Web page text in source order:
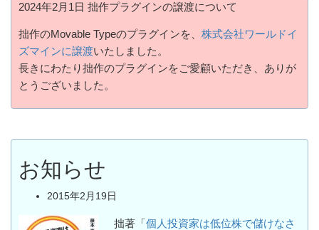
2024年2月1日 拙作プラグインの譲渡について
拙作のMovable Typeのプラグインを、 株式会社ワールドイ
ズマインに譲渡いたしました。
長きにわたり拙作のプラグインをご愛顧いただき、ありが
とうございました。
お知らせ
2015年2月19日
拙著「 個人投資家は低位株で儲けなさ